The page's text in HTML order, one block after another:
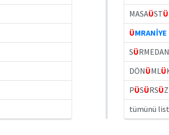
MASAÜSTÜ
ÜMRANİYE
SÜRMEDAN
DÖNÜMLÜ
PÜSÜRSÜZ
tümünü